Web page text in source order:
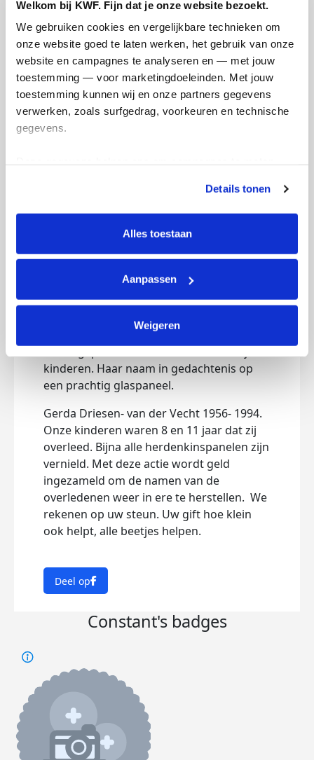
Welkom bij KWF. Fijn dat je onze website bezoekt.
We gebruiken cookies en vergelijkbare technieken om
onze website goed te laten werken, het gebruik van onze
website en campagnes te analyseren en — met jouw
toestemming — voor marketingdoeleinden. Met jouw
toestemming kunnen wij en onze partners gegevens
verwerken, zoals surfgedrag, voorkeuren en technische
gegevens.
tonen. Je kunt je toestemming op elk moment wijzigen of
intrekken via Cookie instellingen onderaan de pagina. De
lijst met cookies is te vinden in het tabblad “details”.
Details tonen
Alles toestaan
Aanpassen
Weigeren
Opgehaald
€326
Streefbedrag
€250
Herstel KWF bos
vrijdag 30 juni 2023
In 2006 hebben wij in het KWF bos een
kinderen. Haar naam in gedachtenis op
een prachtig glaspaneel.
Gerda Driesen- van der Vecht 1956- 1994.
Onze kinderen waren 8 en 11 jaar dat zij
overleed. Bijna alle herdenkinspanelen zijn
vernield. Met deze actie wordt geld
ingezameld om de namen van de
overledenen weer in ere te herstellen. We
rekenen op uw steun. Uw gift hoe klein
ook helpt, alle beetjes helpen.
Deel op
Constant's badges